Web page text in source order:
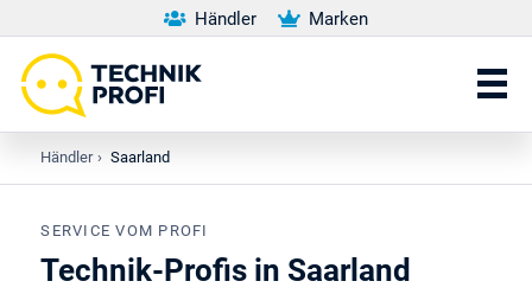
Händler Marken
Händler › Saarland
SERVICE VOM PROFI
Technik-Profis in Saarland